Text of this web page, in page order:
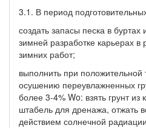
3.1. В период
создать запасы песка в
зимней разработке карьерах в
зимних работ;
выполнить при
осушению переувлажненных
более 3-4% Wo: взять грунт из
штабель для дренажа, отжать
действием солнечной